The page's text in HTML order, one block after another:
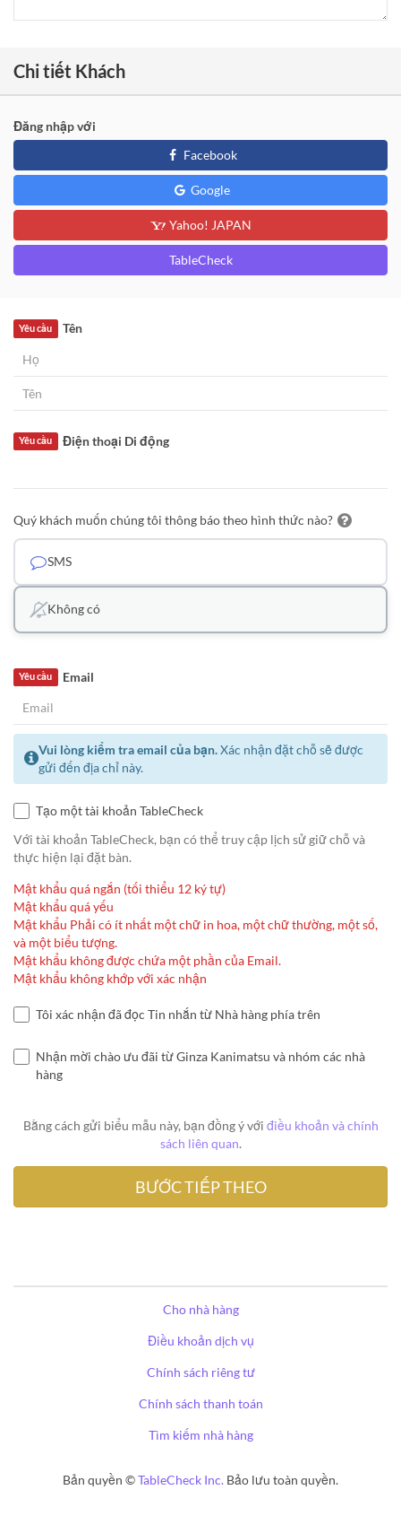
Chi tiết Khách
Đăng nhập với
Facebook
Google
Yahoo! JAPAN
TableCheck
Tên
Yêu cầu
Điện thoại Di động
Yêu cầu
Quý khách muốn chúng tôi thông báo theo hình thức nào?
SMS
Không có
Email
Yêu cầu
Vui lòng kiểm tra email của bạn.Xác nhận đặt chỗ sẽ được
gửi đến địa chỉ này.
Tạo một tài khoản TableCheck
Với tài khoản TableCheck, bạn có thể truy cập lịch sử giữ chỗ và
thực hiện lại đặt bàn.
Mật khẩu quá ngắn (tối thiểu 12 ký tự)
Mật khẩu quá yếu
Mật khẩu Phải có ít nhất một chữ in hoa, một chữ thường, một số,
và một biểu tượng.
Mật khẩu không được chứa một phần của Email.
Mật khẩu không khớp với xác nhận
Tôi xác nhận đã đọc Tin nhắn từ Nhà hàng phía trên
Nhận mời chào ưu đãi từ Ginza Kanimatsu và nhóm các nhà
hàng
Bằng cách gửi biểu mẫu này, bạn đồng ý với điều khoản và chính
sách liên quan.
Cho nhà hàng
Điều khoản dịch vụ
Chính sách riêng tư
Chính sách thanh toán
Tìm kiếm nhà hàng
Bản quyền ©TableCheck Inc. Bảo lưu toàn quyền.